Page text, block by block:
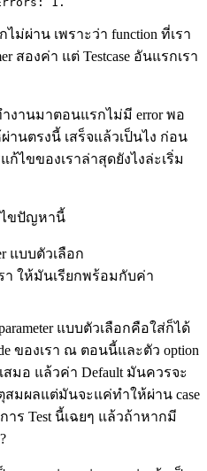
ไม่ผ่าน เพราะว่า function ที่เรา
สองค่า แต่ Testcase อันแรกเรา
งานมาตอนแรกไม่มี errorพอ
านตรงนี้ เสร็จแล้วเป็นไง ก่อน
ก้ไขของเราล่าสุดยังไงล่ะเริ่ม
ไขปัญหานี้
แบบตัวเลือก
า ให้มันเรียกพร้อมกับค่า
แบบตัวเลือกคือใส่ก็ได้
ของเรา ณ ตอนนี้และตัว option
เสมอ แล้วค่า Default มันควรจะ
สมผลแต่มันจะแค่ทำให้ผ่าน case
าร Test นี้เฉยๆ แล้วถ้าหากมี
?